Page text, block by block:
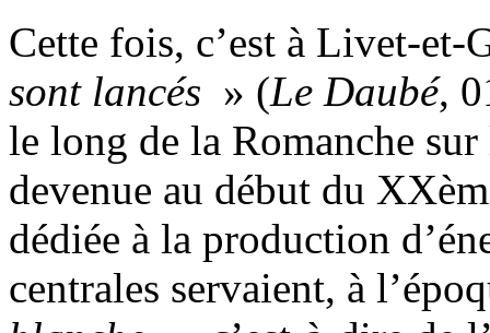
Cette fois, c’est à Livet-et-
sont lancés » (Le Daubé,
le long de la Romanche
devenue au début du
dédiée à la production
centrales servaient, à